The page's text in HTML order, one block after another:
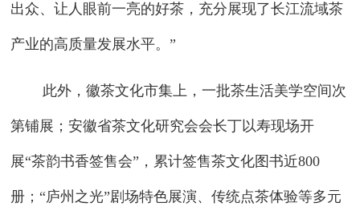
出众、让人眼前一亮的好茶，充分展现了长江流域茶
产业的高质量发展水平。”
此外，徽茶文化市集上，一批茶生活美学空间次
第铺展；安徽省茶文化研究会会长丁以寿现场开
展“茶韵书香签售会”，累计签售茶文化图书近800
册；“庐州之光”剧场特色展演、传统点茶体验等多元